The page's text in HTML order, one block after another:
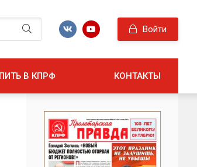
Войти
В КПРФ КОНТАКТЫ